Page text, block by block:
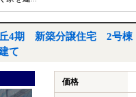
丘4期 新築分譲住宅 2号
て
価格